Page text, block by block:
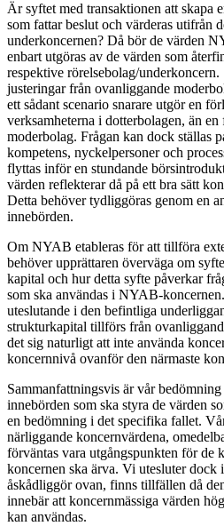
Är syftet med transaktionen att skapa
som fattar beslut och värderas utifrån
underkoncernen? Då bör de värden
enbart utgöras av de värden som
respektive rörelsebolag/
justeringar från ovanliggande
ett sådant scenario snarare utgör en
verksamheterna i dotterbolagen, än
moderbolag. Frågan kan dock ställas
kompetens, nyckelpersoner och
flyttas inför en stundande
värden reflekterar då på ett bra sätt
Detta behöver tydliggöras genom en
innebörden.
Om NYAB etableras för att tillföra
behöver upprättaren överväga om
kapital och hur detta syfte påverkar
som ska användas i NYAB-
uteslutande i den befintliga
strukturkapital tillförs från
det sig naturligt att inte använda
koncernnivå ovanför den närmaste
Sammanfattningsvis är vår
innebörden som ska styra de värden
en bedömning i det specifika fallet.
närliggande koncernvärdena,
förväntas vara utgångspunkten för de
koncernen ska ärva. Vi utesluter dock
åskådliggör ovan, finns tillfällen då
innebär att koncernmässiga värden
kan användas.